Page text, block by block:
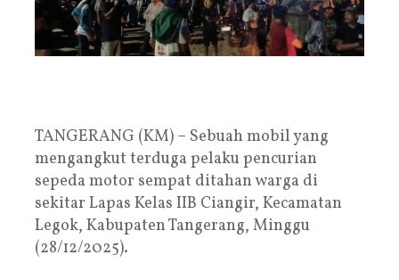
TANGERANG (KM) – Sebuah mobil yang
mengangkut terduga pelaku pencurian
sepeda motor sempat ditahan warga di
sekitar Lapas Kelas IIB Ciangir, Kecamatan
Legok, Kabupaten Tangerang, Minggu
(28/12/2025).